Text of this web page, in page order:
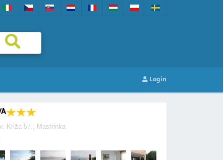
Login
Križa 57., Mastrinka